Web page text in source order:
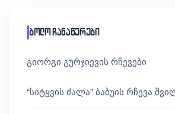
ბოლო ჩანაწერები
გიორგი გურჯიევის რჩევები
“სიტყვის ძალა” ბაბუის რჩევა